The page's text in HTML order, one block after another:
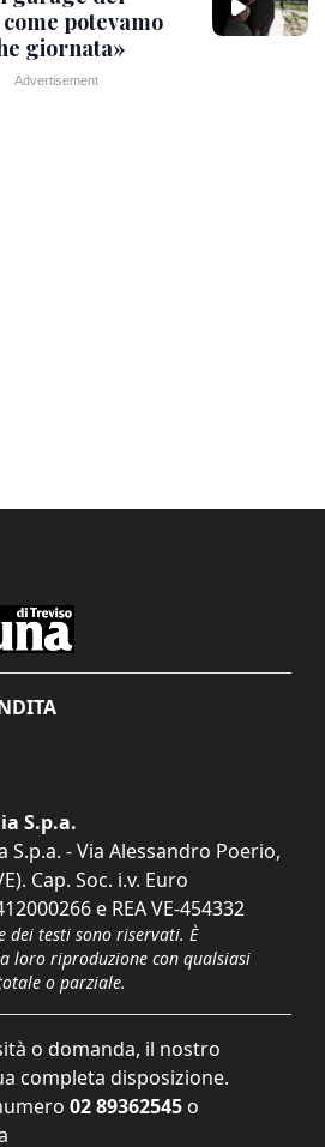
potevamo
giornata»
S.p.a.
- Via Alessandro Poerio,
Cap. Soc. i.v. Euro
e REA VE-454332
testi sono riservati. È
loro riproduzione con qualsiasi
o parziale.
o domanda, il nostro
completa disposizione.
02 89362545 o